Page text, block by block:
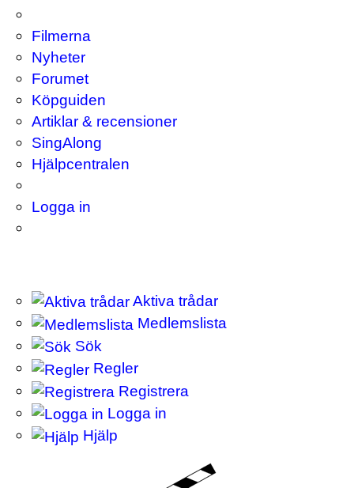
Filmerna
Nyheter
Forumet
Köpguiden
Artiklar & recensioner
SingAlong
Hjälpcentralen
Logga in
Aktiva trådar
Medlemslista
Sök
Regler
Registrera
Logga in
Hjälp